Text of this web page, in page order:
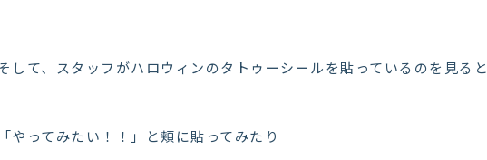
して、スタッフがハロウィンのタトゥーシールを貼っているのを見ると
「やってみたい！！」と頬に貼ってみたり